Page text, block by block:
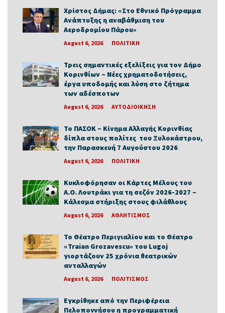
Χρίστος Δήμας: «Στο Εθνικό Πρόγραμμα
Ανάπτυξης η αναβάθμιση του
Αεροδρομίου Πάρου»
August 6, 2026 ΠΟΛΙΤΙΚΗ
Τρεις σημαντικές εξελίξεις για τον Δήμο
Κορινθίων – Νέες χρηματοδοτήσεις,
έργα υποδομής και λύση στο ζήτημα
των αδέσποτων
August 6, 2026 ΑΥΤΟΔΙΟΙΚΗΣΗ
Το ΠΑΣΟΚ – Κίνημα Αλλαγής Κορινθίας
δίπλα στους πολίτες του Ξυλοκάστρου,
την Παρασκευή 7 Αυγούστου 2026
August 6, 2026 ΠΟΛΙΤΙΚΗ
Κυκλοφόρησαν οι Κάρτες Μέλους του
Α.Ο. Λουτράκι για τη σεζόν 2026-2027 –
Κάλεσμα στήριξης στους φιλάθλους
August 6, 2026 ΑΘΛΗΤΙΣΜΟΣ
Το Θέατρο Περιγιαλίου και το Θέατρο
«Traian Grozavescu» του Lugoj
γιορτάζουν 25 χρόνια θεατρικών
ανταλλαγών
August 6, 2026 ΠΟΛΙΤΙΣΜΟΣ
Εγκρίθηκε από την Περιφέρεια
Πελοποννήσου η προγραμματική